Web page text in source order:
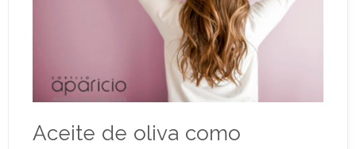
Aceite de oliva como